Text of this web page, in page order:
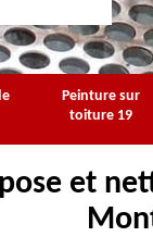
Peinture sur
toiture 19
et